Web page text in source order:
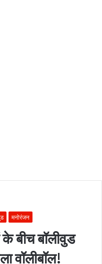
मनोरंजन
बीच बॉलीवुड
वॉलीबॉल!